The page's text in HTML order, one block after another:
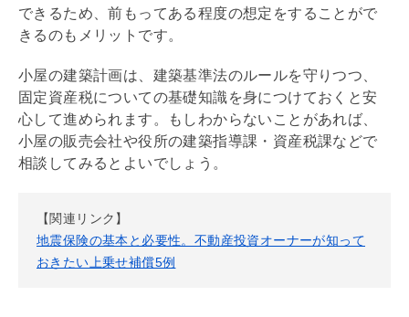
できるため、前もってある程度の想定をすることがで
きるのもメリットです。
小屋の建築計画は、 建築基準法のルールを守りつつ、
固定資産税についての基礎知識を身につけておくと安
心して進められます。もしわからないことがあれば、
小屋の販売会社や役所の建築指導課・資産税課などで
相談してみるとよいでしょう。
【関連リンク】
地震保険の基本と必要性。不動産投資オーナーが知って
おきたい上乗せ補償5例